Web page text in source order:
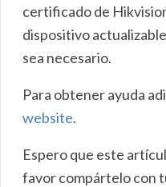
certificado de
dispositivo
sea necesario.
Para obtener ayuda
website.
Espero que este
favor compártelo con